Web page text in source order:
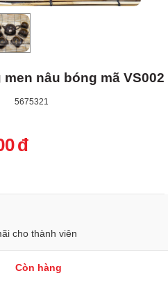
nâu bóng mã VS002
5675321
đ
cho thành viên
Còn hàng